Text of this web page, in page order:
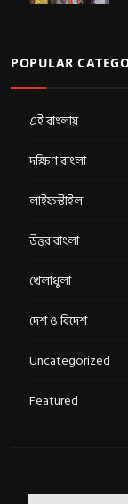
POPULAR
এই বাংলায়
দক্ষিণ বাংলা
লাইফস্টাইল
উত্তর বাংলা
খেলাধুলা
দেশ ও বিদেশ
Uncategorized
Featured